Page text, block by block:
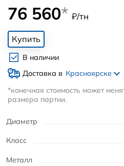
Диаметр
Класс
Металл
76 560* ₽/тн
Купить
В наличии
Доставка в Красноярске
*конечная стоимость может
размера партии.